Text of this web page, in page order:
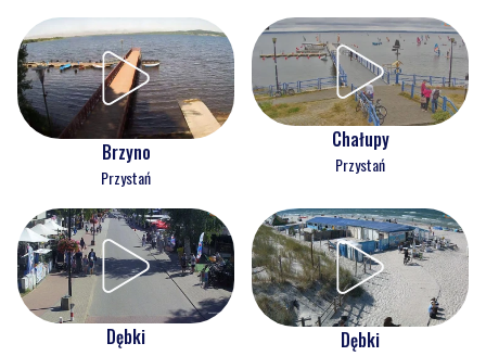
Brzyno
Przystań
Chałupy
Przystań
Dębki Dębki